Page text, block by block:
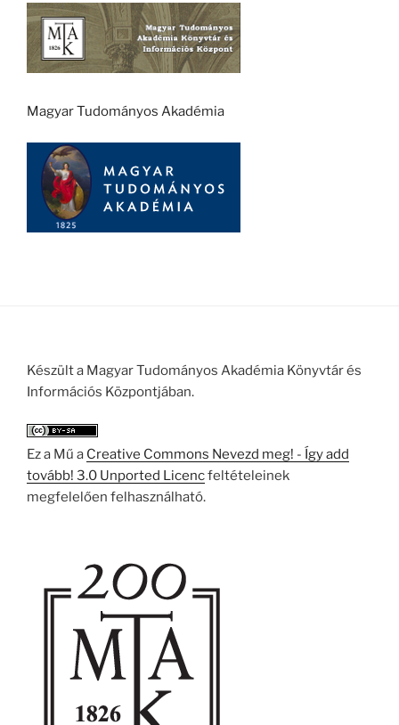
Magyar Tudományos Akadémia
Készült a Magyar Tudományos Akadémia Könyvtár és
Információs Központjában.
Ez a Mű a Creative Commons Nevezd meg! - Így add
tovább! 3.0 Unported Licencfeltételeinek
megfelelően felhasználható.